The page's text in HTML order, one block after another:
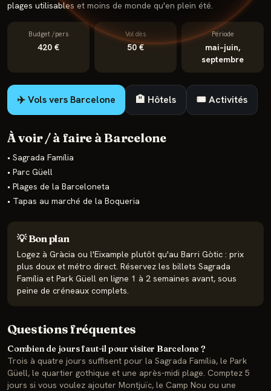
plages utilisables et moins de monde qu'en plein été.
Budget /pers
420 €
Vol dès
50 €
Période
mai–juin,
septembre
✈️ Vols vers Barcelone 🏨 Hôtels 🎟️ Activités
À voir / à faire àBarcelone
• Sagrada Família
• Parc Güell
• Plages de la Barceloneta
• Tapas au marché de la Boqueria
💡 Bon plan
Logez à Gràcia ou l'Eixample plutôt qu'au Barri Gòtic : prix
plus doux et métro direct. Réservez les billets Sagrada
Família et Park Güell en ligne 1 à 2 semaines avant, sous
peine de créneaux complets.
Questions fréquentes
Combien de jours faut-il pour visiter Barcelone ?
Trois à quatre jours suffisent pour la Sagrada Família, le Park
Güell, le quartier gothique et une après-midi plage. Comptez 5
jours si vous voulez ajouter Montjuïc, le Camp Nou ou une